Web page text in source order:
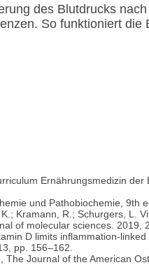
des Blutdrucks
So funktioniert die
Ernährungsmedizin
und Pathobiochemie, 9th
Kramann, R.; Schurgers, L.
of molecular sciences. 2019,
D limits inflammation-
pp. 156–162.
Journal of the American